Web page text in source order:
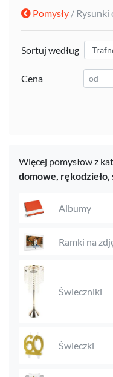
Pomysły / Rysunki
Sortuj według
Cena
Więcej pomysłow z
domowe, rękodzieło,
Albumy
Ramki na
Świeczniki
Świeczki